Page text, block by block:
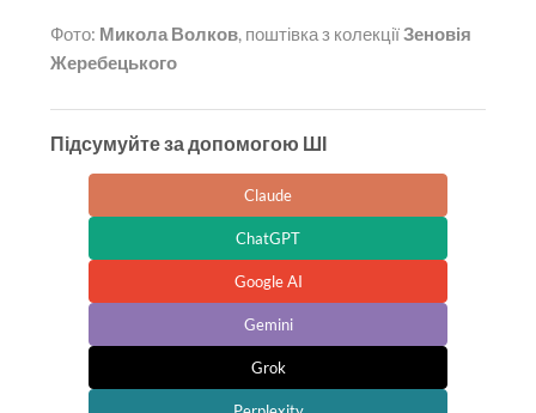
Фото: Микола Волков, поштівка з колекціїЗеновія
Жеребецького
Підсумуйте за допомогою ШІ
Claude
ChatGPT
Google AI
Gemini
Grok